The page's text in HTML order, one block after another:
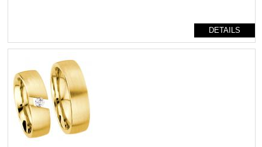
DETAILS